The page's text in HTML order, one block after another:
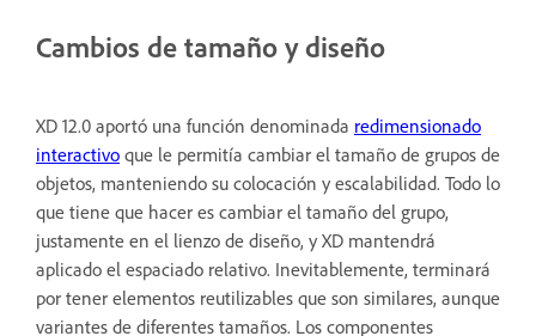
Cambios de tamaño y diseño
XD 12.0 aportó una función denominada redimensionado
interactivo que le permitía cambiar el tamaño de grupos de
objetos, manteniendo su colocación y escalabilidad. Todo lo
que tiene que hacer es cambiar el tamaño del grupo,
justamente en el lienzo de diseño, y XD mantendrá
aplicado el espaciado relativo. Inevitablemente, terminará
por tener elementos reutilizables que son similares, aunque
variantes de diferentes tamaños. Los componentes